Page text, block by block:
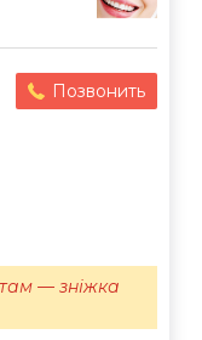
Позвонить
— зніжка